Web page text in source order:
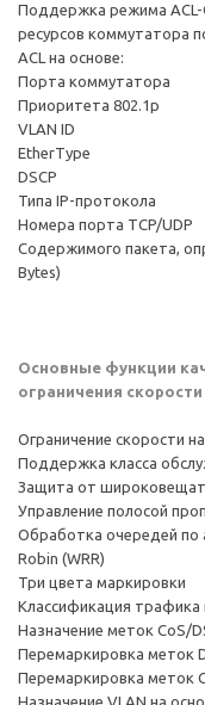
Поддержка режима ACL-
ресурсов коммутатора
ACL на основе:
Порта коммутатора
Приоритета 802.1p
VLAN ID
EtherType
DSCP
Типа IP-протокола
Номера порта TCP/UDP
Содержимого пакета,
Bytes)
Основные функции
ограничения скорости
Ограничение скорости
Поддержка класса
Защита от
Управление полосой
Обработка очередей по
Robin (WRR)
Три цвета маркировки
Классификация трафика
Назначение меток CoS/
Перемаркировка меток
Перемаркировка меток